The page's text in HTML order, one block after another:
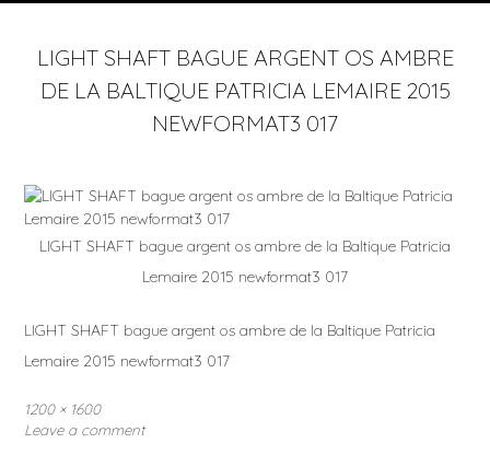
LIGHT SHAFT BAGUE ARGENT OS AMBRE
DE LA BALTIQUE PATRICIA LEMAIRE 2015
NEWFORMAT3 017
LIGHT SHAFT bague argent os ambre de la Baltique Patricia
Lemaire 2015 newformat3 017
LIGHT SHAFT bague argent os ambre de la Baltique Patricia
Lemaire 2015 newformat3 017
Full
size
1200 × 1600
Leave a comment